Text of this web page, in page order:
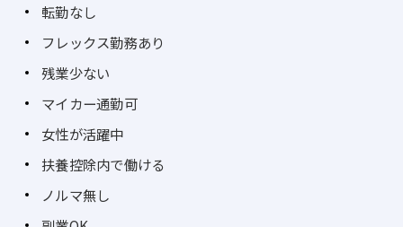
転勤なし
フレックス勤務あり
残業少ない
マイカー通勤可
女性が活躍中
扶養控除内で働ける
ノルマ無し